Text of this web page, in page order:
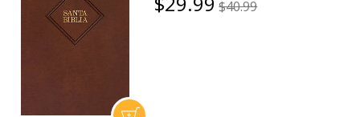
$40.99